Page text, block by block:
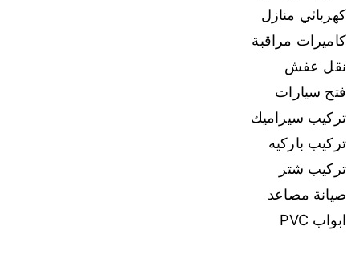
كهربائي منازل
كاميرات مراقبة
نقل عفش
فتح سيارات
تركيب سيراميك
تركيب باركيه
تركيب شتر
صيانة مصاعد
ابواب PVC